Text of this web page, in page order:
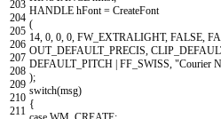
203
204
205
206
207
208
209
210
211
HANDLE hFont = CreateFont
(
14, 0, 0, 0, FW_EXTRALIGHT, FALSE,
OUT_DEFAULT_PRECIS,
DEFAULT_PITCH FF_SWISS, "Courier
);
switch(msg)
{